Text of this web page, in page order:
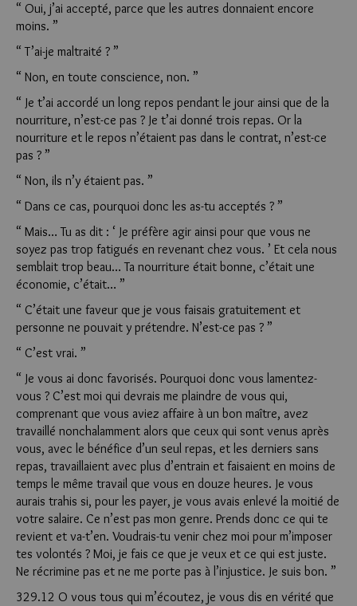
“ Oui, j’ai accepté, parce que les autres donnaient encore
moins. ”
“ T’ai-je maltraité ? ”
“ Non, en toute conscience, non. ”
“ Je t’ai accordé un long repos pendant le jour ainsi que de la
nourriture, n’est-ce pas ? Je t’ai donné trois repas. Or la
nourriture et le repos n’étaient pas dans le contrat, n’est-ce
pas ? ”
“ Non, ils n’y étaient pas. ”
“ Dans ce cas, pourquoi donc les as-tu acceptés ? ”
“ Mais… Tu as dit : ‘ Je préfère agir ainsi pour que vous ne
soyez pas trop fatigués en revenant chez vous. ’ Et cela nous
semblait trop beau… Ta nourriture était bonne, c’était une
économie, c’était… ”
“ C’était une faveur que je vous faisais gratuitement et
personne ne pouvait y prétendre. N’est-ce pas ? ”
“ C’est vrai. ”
“ Je vous ai donc favorisés. Pourquoi donc vous lamentez-
vous ? C’est moi qui devrais me plaindre de vous qui,
comprenant que vous aviez affaire à un bon maître, avez
travaillé nonchalamment alors que ceux qui sont venus après
vous, avec le bénéfice d’un seul repas, et les derniers sans
repas, travaillaient avec plus d’entrain et faisaient en moins de
temps le même travail que vous en douze heures. Je vous
aurais trahis si, pour les payer, je vous avais enlevé la moitié de
votre salaire. Ce n’est pas mon genre. Prends donc ce qui te
revient et va-t’en. Voudrais-tu venir chez moi pour m’imposer
tes volontés ? Moi, je fais ce que je veux et ce qui est juste.
Ne récrimine pas et ne me porte pas à l’injustice. Je suis bon. ”
329.12 O vous tous qui m’écoutez, je vous dis en vérité que